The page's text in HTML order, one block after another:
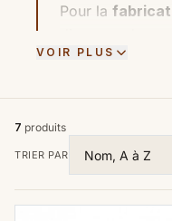
Pour la
chutes de cuir
dans des
Pour la
ceintures ou
propose trois
en métal. Ces
VOIR PLUS
7 produits
TRIER PAR